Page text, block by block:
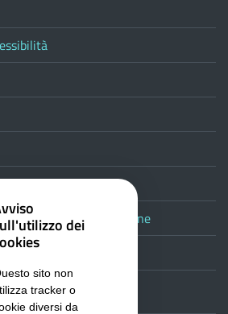
di pubblicazione
Facebook
Youtube
dei
sito non
tracker o
diversi da